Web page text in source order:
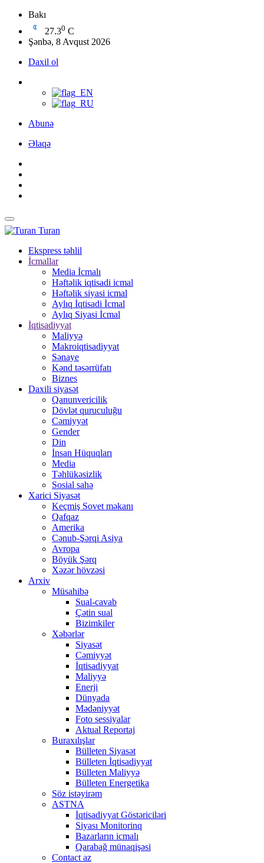
Bakı
27.30 C
Şənbə, 8 Avqust 2026
Daxil ol
Abunə
Əlaqə
Turan
Ekspress təhlil
İcmallar
Media İcmalı
Həftəlik iqtisadi icmal
Həftəlik siyasi icmal
Aylıq İqtisadi İcmal
Aylıq Siyasi İcmal
İqtisadiyyat
Maliyyə
Makroiqtisadiyyat
Sənaye
Kənd təsərrüfatı
Biznes
Daxili siyasət
Qanunvericilik
Dövlət quruculuğu
Cəmiyyət
Gender
Din
İnsan Hüquqları
Media
Təhlükəsizlik
Sosial sahə
Xarici Siyasət
Keçmiş Sovet məkanı
Qafqaz
Amerika
Cənub-Şərqi Asiya
Avropa
Böyük Şərq
Xəzər hövzəsi
Arxiv
Müsahibə
Sual-cavab
Çətin sual
Bizimkiler
Xəbərlər
Siyasət
Cəmiyyət
İqtisadiyyat
Maliyyə
Enerji
Dünyada
Mədəniyyət
Foto sessiyalar
Aktual Reportaj
Buraxılışlar
Bülleten Siyasət
Bülleten İqtisadiyyat
Bülleten Maliyyə
Bülleten Energetika
Söz istəyirəm
ASTNA
İqtisadiyyat Göstəriciləri
Siyası Monitorinq
Bazarların icmalı
Qarabağ münaqişəsi
Contact az